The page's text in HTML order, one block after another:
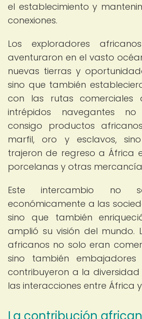
el establecimiento y
conexiones.
Los exploradores
aventuraron en el vasto
nuevas tierras y
sino que también
con las rutas comerciales
intrépidos navegantes
consigo productos
marfil, oro y esclavos,
trajeron de regreso a África
porcelanas y otras
Este intercambio no
económicamente a las
sino que también
amplió su visión del mundo.
africanos no solo eran
sino también embajadores
contribuyeron a la
las interacciones entre África y